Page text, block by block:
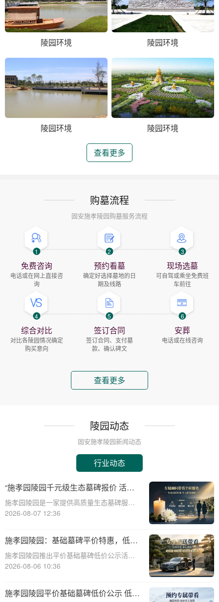
陵园环境 陵园环境
陵园环境 陵园环境
查看更多
购墓流程
固安施孝陵园购墓服务流程
1
免费咨询
电话或在网上直接咨
询
2
预约看墓
确定好选择墓地的日
期及线路
3
现场选墓
可自驾或乘坐免费班
车前往
4
综合对比
对比各陵园情况确定
购买意向
5
签订合同
签订合同、支付墓
款、确认碑文
6
安葬
电话或在线咨询
查看更多
陵园动态
固安施孝陵园新闻动态
行业动态
“施孝园陵园千元级生态墓碑报价 活动
期免费更换碑面石材 优惠福利详解析”
施孝园陵园是一家提供高质量生态墓碑服务
的知名陵园，其推出的千元级生态墓碑报价
活动的优惠福利，帮助消费者更好地了解和
选择。施孝园陵园的生态墓碑采用环保材
料，符合现代
2026-08-07 12:36
施孝园陵园：基础墓碑平价特惠，低预
算家庭专属优惠详解
施孝园陵园推出平价基础墓碑低价公示活
动，为低预算家庭提供专属优惠，帮助您在
济实惠且美观的墓碑。☎ 施孝园陵园电
话:400-838-5063平价基础墓碑的特点：
2026-08-06 10:36
施孝园陵园平价基础墓碑低价公示 低预